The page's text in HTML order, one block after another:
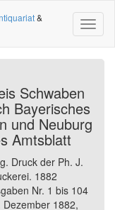
&
Schwaben
Bayerisches
und Neuburg
Amtsblatt
Druck der Ph. J.
1882
Nr. 1 bis 104
1882,